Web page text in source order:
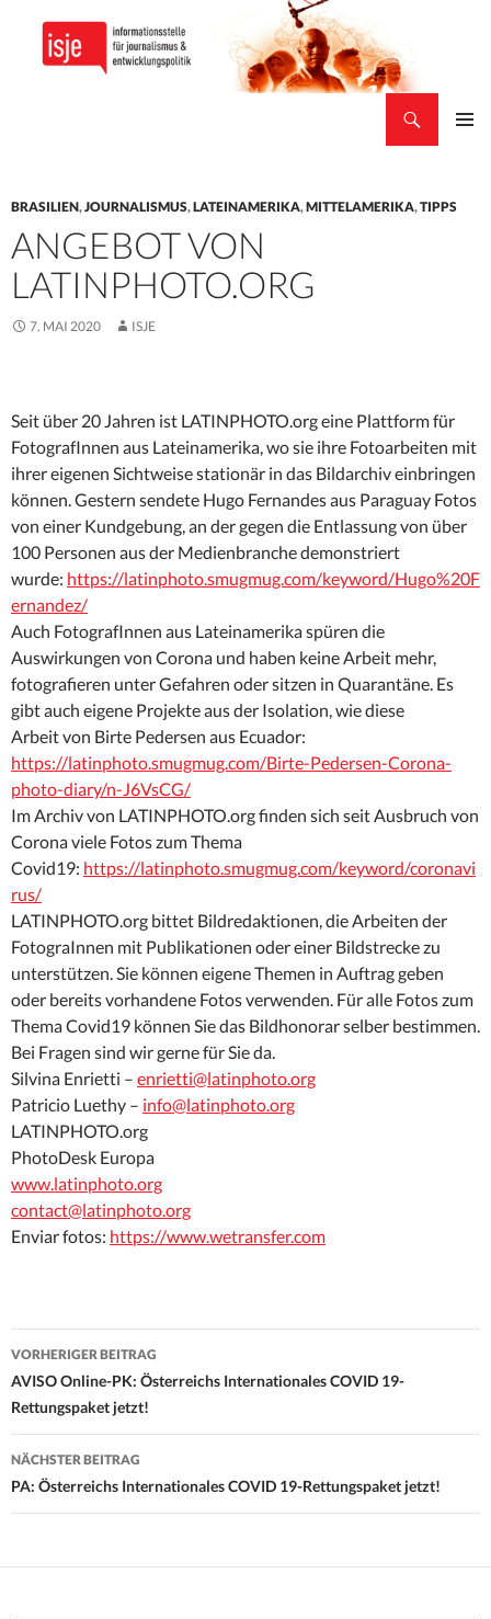
BRASILIEN,JOURNALISMUS,LATEINAMERIKA,MITTELAMERIKA,TIPPS
ANGEBOT VON
LATINPHOTO.ORG
7. MAI 2020 ISJE
Seit über 20 Jahren ist LATINPHOTO.org eine Plattform für
FotografInnen aus Lateinamerika, wo sie ihre Fotoarbeiten mit
ihrer eigenen Sichtweise stationär in das Bildarchiv einbringen
können. Gestern sendete Hugo Fernandes aus Paraguay Fotos
von einer Kundgebung, an der gegen die Entlassung von über
100 Personen aus der Medienbranche demonstriert
wurde: https://latinphoto.smugmug.com/keyword/Hugo%20F
ernandez/
Auch FotografInnen aus Lateinamerika spüren die
Auswirkungen von Corona und haben keine Arbeit mehr,
fotografieren unter Gefahren oder sitzen in Quarantäne. Es
gibt auch eigene Projekte aus der Isolation, wie diese
Arbeit von Birte Pedersen aus Ecuador:
https://latinphoto.smugmug.com/Birte-Pedersen-Corona-
photo-diary/n-J6VsCG/
Im Archiv von LATINPHOTO.org finden sich seit Ausbruch von
Corona viele Fotos zum Thema
Covid19: https://latinphoto.smugmug.com/keyword/coronavi
rus/
LATINPHOTO.org bittet Bildredaktionen, die Arbeiten der
FotograInnen mit Publikationen oder einer Bildstrecke zu
unterstützen. Sie können eigene Themen in Auftrag geben
oder bereits vorhandene Fotos verwenden. Für alle Fotos zum
Thema Covid19 können Sie das Bildhonorar selber bestimmen.
Bei Fragen sind wir gerne für Sie da.
Silvina Enrietti – enrietti@latinphoto.org
Patricio Luethy – info@latinphoto.org
LATINPHOTO.org
PhotoDesk Europa
www.latinphoto.org
contact@latinphoto.org
Enviar fotos: https://www.wetransfer.com
Beitrags-
Navigation
VORHERIGER BEITRAG
AVISO Online-PK: Österreichs Internationales COVID 19-
Rettungspaket jetzt!
NÄCHSTER BEITRAG
PA: Österreichs Internationales COVID 19-Rettungspaket jetzt!